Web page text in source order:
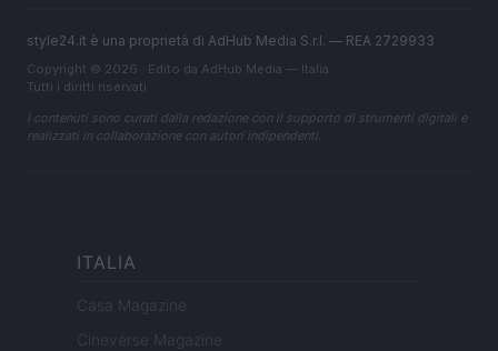
style24.it è una proprietà di AdHub Media S.r.l. — REA 2729933
Copyright © 2026 · Edito da AdHub Media — Italia
Tutti i diritti riservati
I contenuti sono curati dalla redazione con il supporto di strumenti digitali e
realizzati in collaborazione con autori indipendenti.
ITALIA
Casa Magazine
Cineverse Magazine